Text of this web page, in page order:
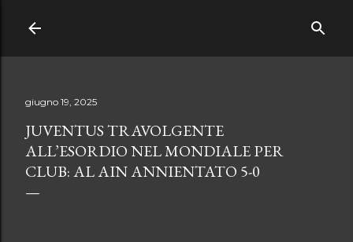
giugno 19, 2025
JUVENTUS TRAVOLGENTE
ALL’ESORDIO NEL MONDIALE PER
CLUB: AL AIN ANNIENTATO 5-0